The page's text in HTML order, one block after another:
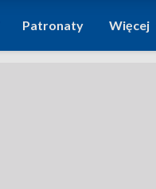
Patronaty Więcej